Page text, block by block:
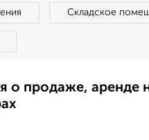
Складское
о продаже,